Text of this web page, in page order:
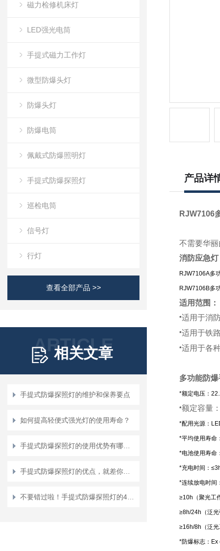
磁力检修机床灯
LED强光电筒
手提式磁力工作灯
微型防爆头灯
防爆头灯
防爆电筒
佩戴式防爆照明灯
手提式防爆探照灯
巡检电筒
信号灯
行灯
查看全部产品 >>
ARTICLE
相关文章
手提式防爆探照灯的维护和保养要点
如何提高轻便式强光灯的使用寿命？
产品详
RJW7106
不需要华
消防应急灯
RJW7106A多
RJW7106B多
适用范围：
*适用于消
*适用于铁
*适用于各
多功能防
*额定电压：
*额定容量
*配用光源：
*平均使用寿命
*电池使用寿命
*充电时间：
*连续放电时间
≥10h（聚光工
≥8h/24h（泛
≥16h/8h（泛
*防爆标志：Ex